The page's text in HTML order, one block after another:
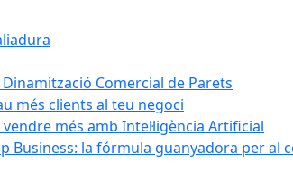
Comercial de Parets
més clients al teu negoci
més amb Intel·ligència Artificial
Business: la fórmula guanyadora per al